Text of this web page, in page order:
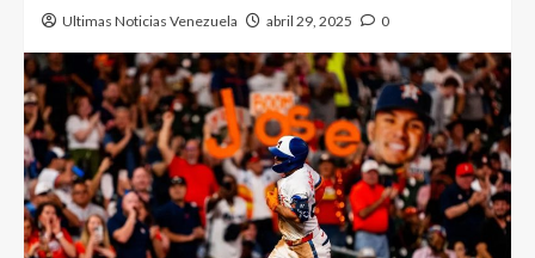
Ultimas Noticias Venezuela abril 29, 2025 0